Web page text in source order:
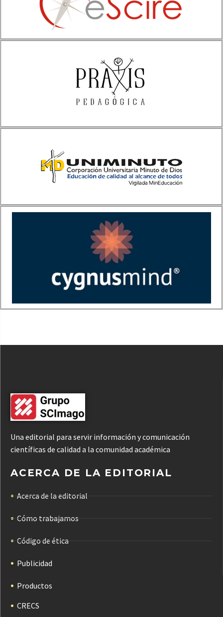
Una editorial para servir información y comunicación
científicas de calidad a la comunidad académica
ACERCA DE LA EDITORIAL
Acerca de la editorial
Cómo trabajamos
Código de ética
Publicidad
Productos
CRECS